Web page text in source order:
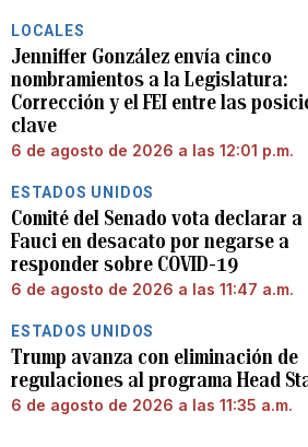
LOCALES
Jenniffer González envía cinco
nombramientos a la Legislatura:
Corrección y el FEI entre las
clave
6 de agosto de 2026 a las 12:01 p.m.
ESTADOS UNIDOS
Comité del Senado vota declarar a
Fauci en desacato por negarse a
responder sobre COVID-19
6 de agosto de 2026 a las 11:47 a.m.
ESTADOS UNIDOS
Trump avanza con eliminación de
regulaciones al programa Head
6 de agosto de 2026 a las 11:35 a.m.